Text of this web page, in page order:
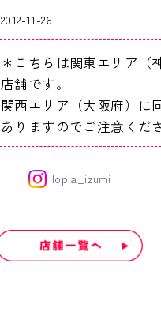
2012-11-26
＊こちらは関東エリア（
店舗です。
関西エリア（大阪府）に
ありますのでご注意くだ
lopia_izumi